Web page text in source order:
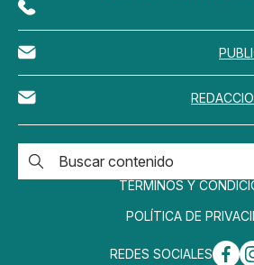
TÉRMINOS Y
POLÍTICA DE
REDES SOCIALES